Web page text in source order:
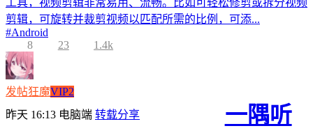
工具，视频剪辑非常易用、流畅。比如可轻松修剪或拆分视频
剪辑，可旋转并裁剪视频以匹配所需的比例，可添...
#Android
8
23 1.4k
发帖狂魔VIP2
昨天 16:13 电脑端 转载分享
一隅听